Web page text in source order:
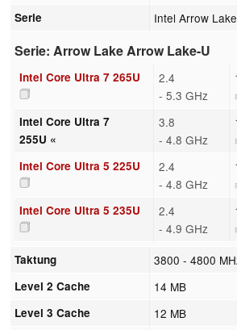
Serie Intel Arrow Lake
Serie: Arrow Lake Arrow Lake-U
Intel Core Ultra 7 265U
2.4
- 5.3 GHz
Intel Core Ultra 7
255U «
3.8
- 4.8 GHz
Intel Core Ultra 5 225U
2.4
- 4.8 GHz
Intel Core Ultra 5 235U
2.4
- 4.9 GHz
Taktung 3800 - 4800
Level 2 Cache 14 MB
Level 3 Cache 12 MB